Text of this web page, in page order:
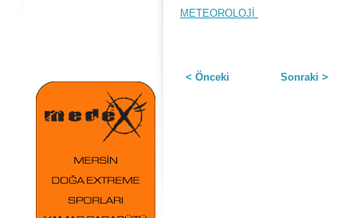
METEOROLOJİ
< Önceki Sonraki >